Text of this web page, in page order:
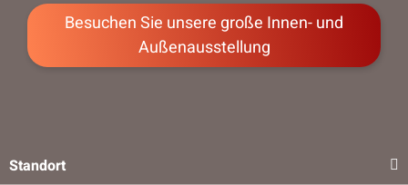
Besuchen Sie unsere große Innen- und
Außenausstellung
Standort